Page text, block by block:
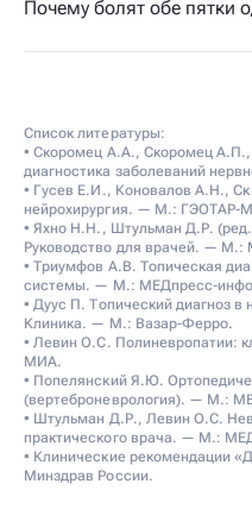
Почему болят обе пятки
Список литературы:
• Скоромец А.А., Скоромец
диагностика заболеваний
• Гусев Е.И., Коновалов А.Н.,
нейрохирургия. — М.: ГЭОТАР-
• Яхно Н.Н., Штульман Д.Р.
Руководство для врачей. — М.:
• Триумфов А.В. Топическая
системы. — М.: МЕДпресс-
• Дуус П. Топический диагноз
Клиника. — М.: Вазар-Ферро.
• Левин О.С. Полиневропатии:
МИА.
• Попелянский Я.Ю.
(вертеброневрология). — М.:
• Штульман Д.Р., Левин О.С.
практического врача. — М.:
• Клинические рекомендации
Минздрав России.